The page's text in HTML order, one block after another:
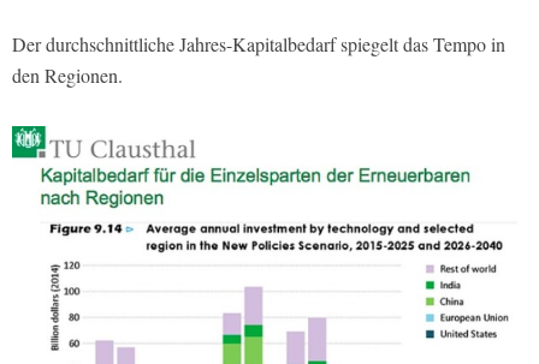
Der durchschnittliche Jahres-Kapitalbedarf spiegelt das Tempo in
den Regionen.